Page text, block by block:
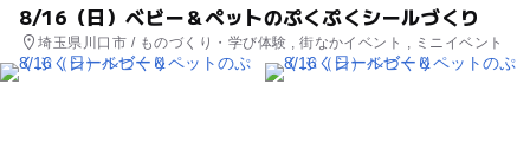
8/16（日）ベビー＆ペットのぷくぷくシールづくり
埼玉県川口市 / ものづくり・学び体験 , 街なかイベント , ミニイベント